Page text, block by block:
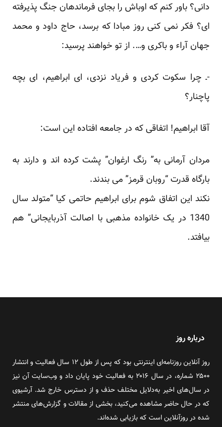
دانی؟ باور کنم که اوباش را بجای فرماندهان جنگ پذیرفته
ای؟ فکر نمی کنی روز مبادا که برسد، حاج داود و محمد
جهان آراء و باکری و…. از تو خواهند پرسید:
-ـ چرا سکوت کردی و فریاد نزدی، ای ابراهیم، ای بچه
پاچنار؟
آقا ابراهیم! اتفاقی که در جامعه افتاده این است:
مردان آرمانی به” رنگ ارغوان” پشت کرده اند و دارند به
بارگاه قدرت “روبان قرمز” می بندند.
نکند این اتفاق شوم برای ابراهیم حاتمی کیا “متولد سال
1340 در یک خانواده مذهبی با اصالت آذربایجانی” هم
بیافتد.
درباره روز
روز آنلاین روزنامه‌ای اینترنتی بود که پس از طول ۱۲ سال فعالیت و انتشار
۲۵۰۰ شماره، در سال ۲۰۱۶ به فعالیت خود پایان داد و وب‌سایت آن نیز
در سال‌های اخیر به‌دلایل مختلف حذف و از دسترس خارج شد. آرشیوی
که در حال حاضر مشاهده می‌کنید، بخشی از مقالات و گزارش‌های منتشر
شده در روزآنلاین است که بازیابی شده‌اند.